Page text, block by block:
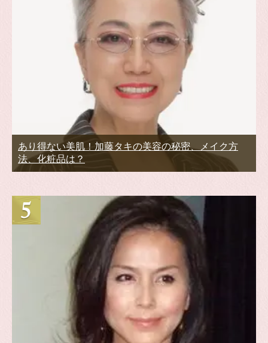
あり得ない美肌！加藤タキの美容の秘密、メイク方
法、化粧品は？